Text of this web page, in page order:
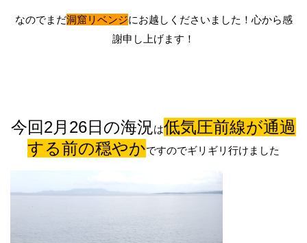
なのでまだ洞窟リベンジにお越しくださいました！心から感
謝申し上げます！
今回2月26日の海況は低気圧前線が通過
する前の穏やかですのでギリギリ行けました